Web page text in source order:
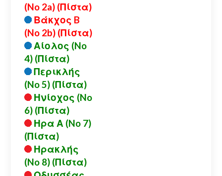
(No 2a) (Πίστα)
Βάκχος B
(No 2b) (Πίστα)
Αίολος (No
4) (Πίστα)
Περικλής
(No 5) (Πίστα)
Ηνίοχος (No
6) (Πίστα)
Ηρα Α (No 7)
(Πίστα)
Ηρακλής
(No 8) (Πίστα)